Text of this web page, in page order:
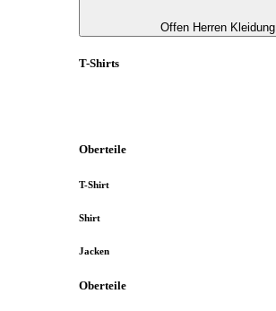
Offen Herren Kleidung
T-Shirts
Oberteile
T-Shirt
Shirt
Jacken
Oberteile